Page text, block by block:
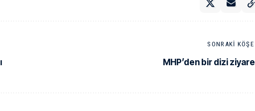
SONRAKI
MHP’den bir dizi